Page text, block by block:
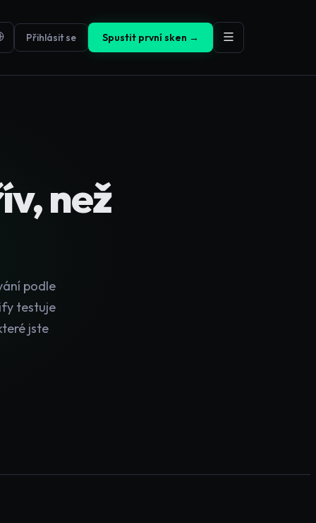
Přihlásit se Spustit první sken →
než
podle
testuje
jste